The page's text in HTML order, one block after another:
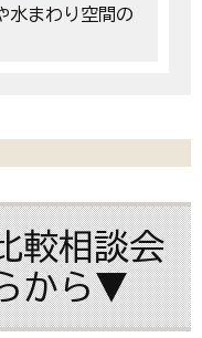
水まわり空間の
較相談会
から▼